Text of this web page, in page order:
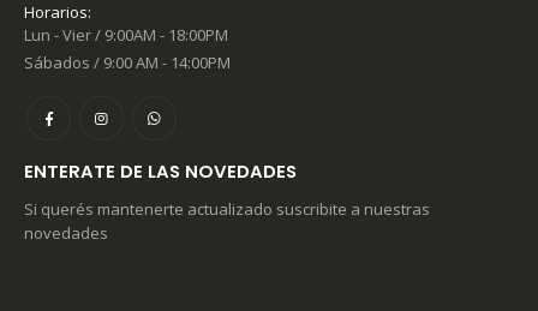
Horarios:
Lun - Vier / 9:00AM - 18:00PM
Sábados / 9:00 AM - 14:00PM
ENTERATE DE LAS NOVEDADES
Si querés mantenerte actualizado suscribite a nuestras
novedades